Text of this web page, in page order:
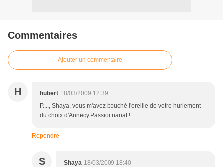
Commentaires
Ajouter un commentaire
H hubert 18/03/2009 12:39
P...., Shaya, vous m'avez bouché l'oreille de votre hurlement
du choix d'Annecy.Passionnariat !
Répondre
S Shaya 18/03/2009 18:40